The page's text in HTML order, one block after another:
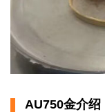
AU750金介绍